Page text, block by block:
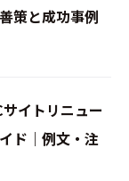
策と成功事例
サイトリニュー
ド｜例文・注